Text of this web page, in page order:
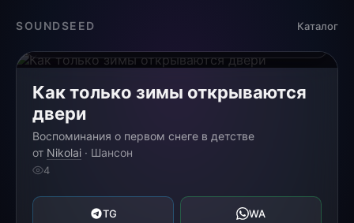
SOUNDSEED Каталог
Как только зимы открываются
двери
Воспоминания о первом снеге в детстве
от Nikolai · Шансон
4
TG WA